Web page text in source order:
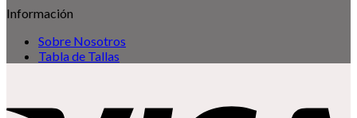
Información
Sobre Nosotros
Tabla de Tallas